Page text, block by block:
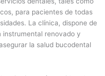
para pacientes de todas
La clínica, dispone de
instrumental renovado y
la salud bucodental